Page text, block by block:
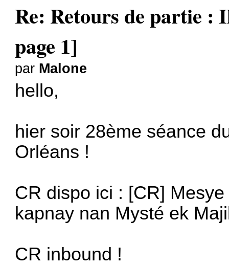
Re: Retours de partie :
page 1]
par Malone
hello,
hier soir 28ème séance
Orléans !
CR dispo ici : [CR]
kapnay nan Mysté ek
CR inbound !